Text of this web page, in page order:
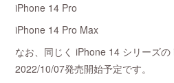
iPhone 14 Pro
iPhone 14 Pro Max
なお、同じく iPhone 14 シリーズ
2022/10/07発売開始予定です。